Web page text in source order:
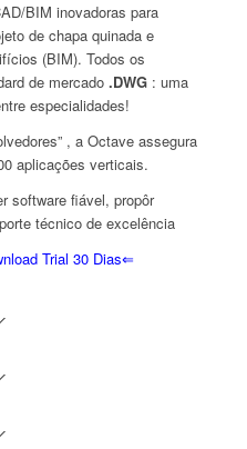
BIM inovadoras para
de chapa quinada e
(BIM). Todos os
de mercado .DWG: uma
especialidades!
, a Octave assegura
aplicações verticais.
software fiável, propôr
técnico de excelência
Trial 30 Dias⇐